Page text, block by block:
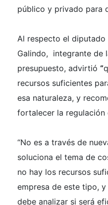
público y privado para
Al respecto el diputado
Galindo, integrante de
presupuesto, advirtió “
recursos suficientes
esa naturaleza, y
fortalecer la regulación
“No es a través de
soluciona el tema de
no hay los recursos
empresa de este tipo,
debe analizar si será